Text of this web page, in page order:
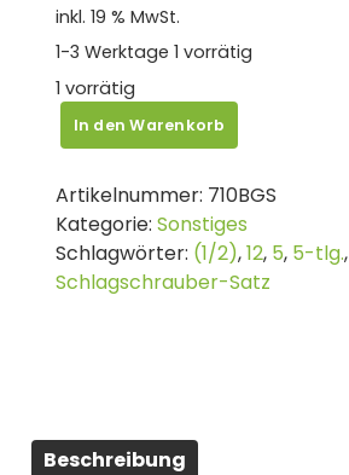
inkl. 19 % MwSt.
1-3 Werktage 1 vorrätig
1 vorrätig
BGS
Hand-
Satz
mit
Bits
|
In den Warenkorb
Artikelnummer: 710BGS
Kategorie: Sonstiges
Schlagwörter: (1/2),12, 5, 5-tlg.,
Schlagschrauber-Satz
Beschreibung